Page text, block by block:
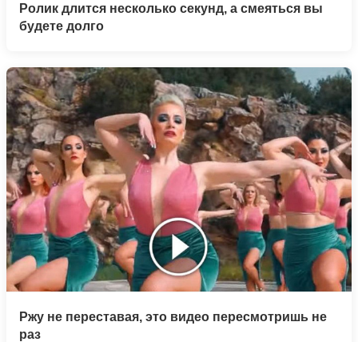
Ролик длится несколько секунд, а смеяться вы
будете долго
Ржу не переставая, это видео пересмотришь не
раз